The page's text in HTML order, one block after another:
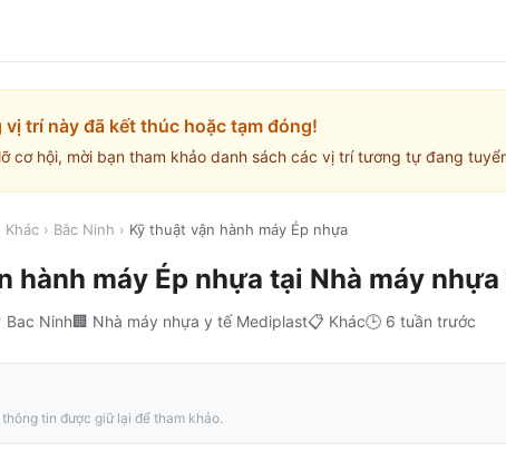
vị trí này đã kết thúc hoặc tạm đóng!
cơ hội, mời bạn tham khảo danh sách các vị trí tương tự đang
Khác › Bắc Ninh › Kỹ thuật vận hành máy Ép nhựa
hành máy Ép nhựa tại Nhà máy
Bac Ninh🏢 Nhà máy nhựa y tế Mediplast📋 Khác🕒 6 tuần trước
tin được giữ lại để tham khảo.